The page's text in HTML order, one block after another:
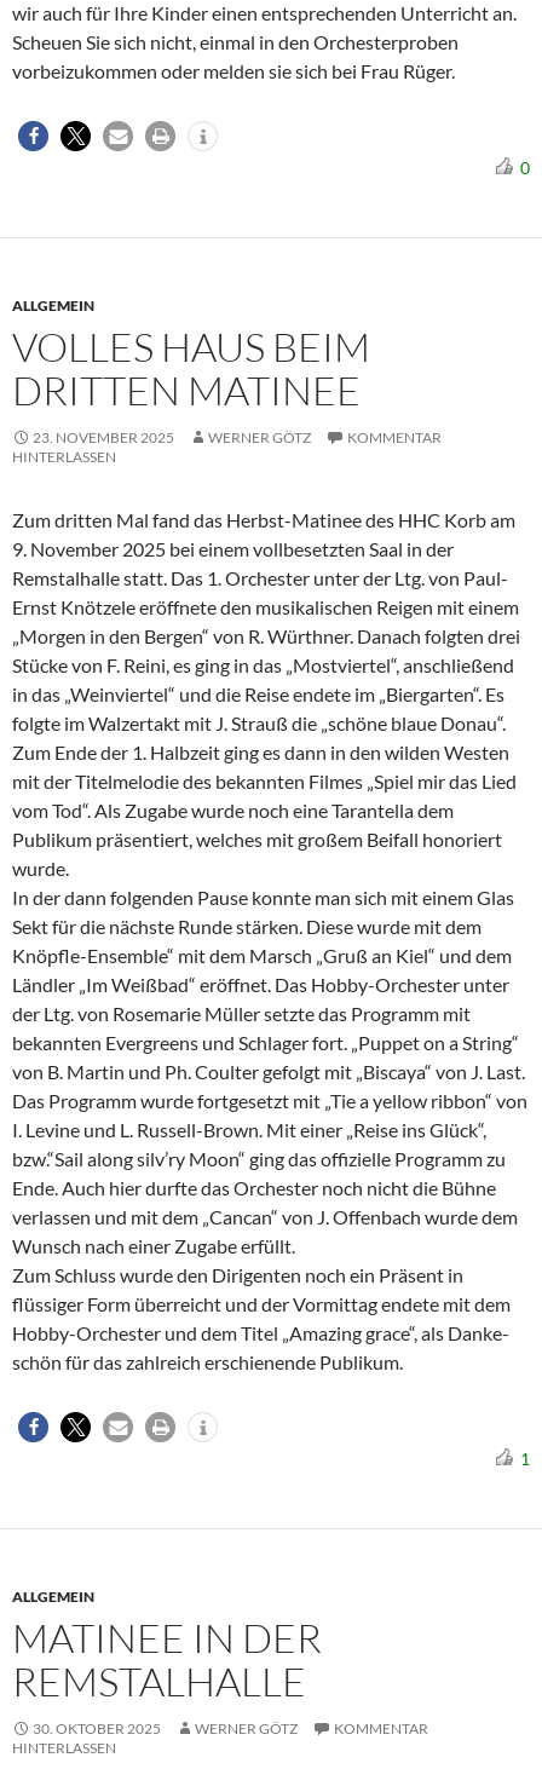
wir auch für Ihre Kinder einen entsprechenden Unterricht an.
Scheuen Sie sich nicht, einmal in den Orchesterproben
vorbeizukommen oder melden sie sich bei Frau Rüger.
0
ALLGEMEIN
VOLLES HAUS BEIM
DRITTEN MATINEE
23. NOVEMBER 2025 WERNER GÖTZ
KOMMENTAR
HINTERLASSEN
Zum dritten Mal fand das Herbst-Matinee des HHC Korb am
9. November 2025 bei einem vollbesetzten Saal in der
Remstalhalle statt. Das 1. Orchester unter der Ltg. von Paul-
Ernst Knötzele eröffnete den musikalischen Reigen mit einem
„Morgen in den Bergen“ von R. Würthner. Danach folgten drei
Stücke von F. Reini, es ging in das „Mostviertel“, anschließend
in das „Weinviertel“ und die Reise endete im „Biergarten“. Es
folgte im Walzertakt mit J. Strauß die „schöne blaue Donau“.
Zum Ende der 1. Halbzeit ging es dann in den wilden Westen
mit der Titelmelodie des bekannten Filmes „Spiel mir das Lied
vom Tod“. Als Zugabe wurde noch eine Tarantella dem
Publikum präsentiert, welches mit großem Beifall honoriert
wurde.
In der dann folgenden Pause konnte man sich mit einem Glas
Sekt für die nächste Runde stärken. Diese wurde mit dem
Knöpfle-Ensemble“ mit dem Marsch „Gruß an Kiel“ und dem
Ländler „Im Weißbad“ eröffnet. Das Hobby-Orchester unter
der Ltg. von Rosemarie Müller setzte das Programm mit
bekannten Evergreens und Schlager fort. „Puppet on a String“
von B. Martin und Ph. Coulter gefolgt mit „Biscaya“ von J. Last.
Das Programm wurde fortgesetzt mit „Tie a yellow ribbon“ von
I. Levine und L. Russell-Brown. Mit einer „Reise ins Glück“,
bzw.“Sail along silv’ry Moon“ ging das offizielle Programm zu
Ende. Auch hier durfte das Orchester noch nicht die Bühne
verlassen und mit dem „Cancan“ von J. Offenbach wurde dem
Wunsch nach einer Zugabe erfüllt.
Zum Schluss wurde den Dirigenten noch ein Präsent in
flüssiger Form überreicht und der Vormittag endete mit dem
Hobby-Orchester und dem Titel „Amazing grace“, als Danke-
schön für das zahlreich erschienende Publikum.
1
ALLGEMEIN
MATINEE IN DER
REMSTALHALLE
30. OKTOBER 2025 WERNER GÖTZ
KOMMENTAR
HINTERLASSEN